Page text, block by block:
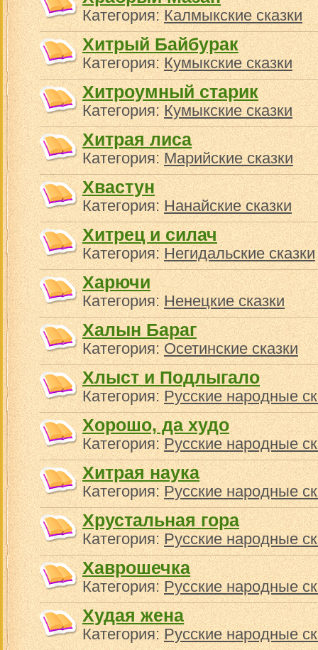
Категория:Калмыкские сказки
Хитрый Байбурак
Категория:Кумыкские сказки
Хитроумный старик
Категория:Кумыкские сказки
Хитрая лиса
Категория:Марийские сказки
Хвастун
Категория:Нанайские сказки
Хитрец и силач
Категория:Негидальские сказки
Харючи
Категория:Ненецкие сказки
Халын Бараг
Категория:Осетинские сказки
Хлыст и Подлыгало
Категория:Русские народные
Хорошо, да худо
Категория:Русские народные
Хитрая наука
Категория:Русские народные
Хрустальная гора
Категория:Русские народные
Хаврошечка
Категория:Русские народные
Худая жена
Категория:Русские народные